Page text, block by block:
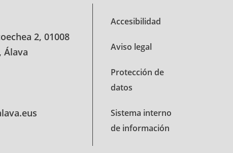
2, 01008
Álava
Accesibilidad
Aviso legal
Protección de
datos
Sistema interno
de información